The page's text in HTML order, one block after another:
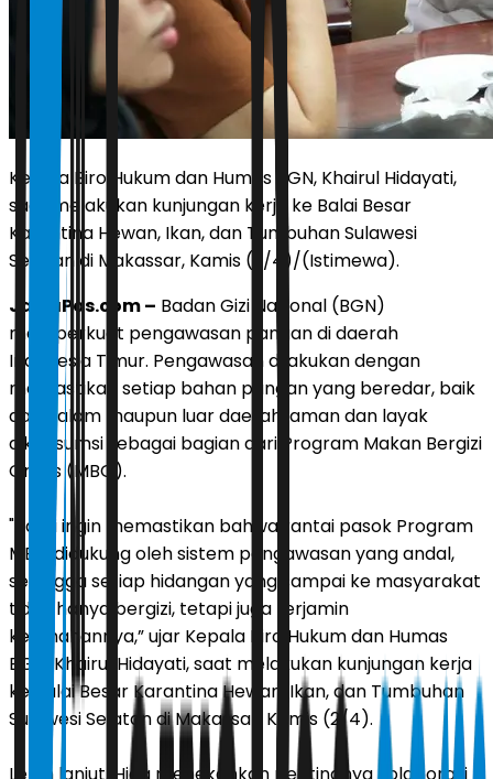
Kepala Biro Hukum dan Humas BGN, Khairul Hidayati,
saat melakukan kunjungan kerja ke Balai Besar
Karantina Hewan, Ikan, dan Tumbuhan Sulawesi
Selatan di Makassar, Kamis (2/4)/(Istimewa).
JawaPos.com – Badan Gizi Nasional (BGN)
memperkuat pengawasan pangan di daerah
Indonesia Timur. Pengawasan dilakukan dengan
memastikan setiap bahan pangan yang beredar, baik
dari dalam maupun luar daerah, aman dan layak
dikonsumsi sebagai bagian dari Program Makan Bergizi
Gratis (MBG).
"Kami ingin memastikan bahwa rantai pasok Program
MBG didukung oleh sistem pengawasan yang andal,
sehingga setiap hidangan yang sampai ke masyarakat
tidak hanya bergizi, tetapi juga terjamin
keamanannya,” ujar Kepala Biro Hukum dan Humas
BGN, Khairul Hidayati, saat melakukan kunjungan kerja
ke Balai Besar Karantina Hewan, Ikan, dan Tumbuhan
Sulawesi Selatan di Makassar, Kamis (2/4).